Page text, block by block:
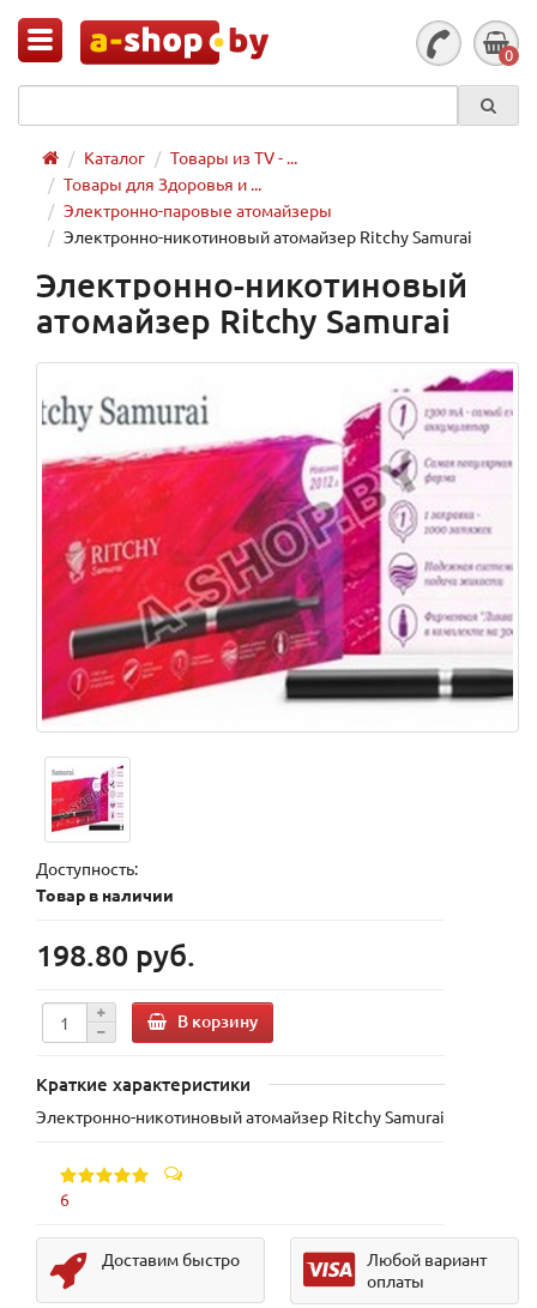
0
Каталог
Товары из TV - ...
Товары для Здоровья и ...
Электронно-паровые атомайзеры
Электронно-никотиновый атомайзер Ritchy Samurai
Электронно-никотиновый
атомайзер Ritchy Samurai
Доступность:
Товар в наличии
198.80 руб.
В корзину
Краткие характеристики
Электронно-никотиновый атомайзер Ritchy Samurai
6
Доставим быстро
Любой вариант
оплаты